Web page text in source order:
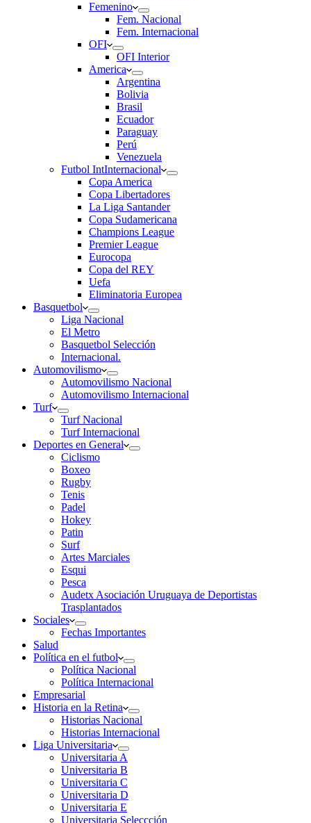
Femenino
Fem. Nacional
Fem. Internacional
OFI
OFI Interior
America
Argentina
Bolivia
Brasil
Ecuador
Paraguay
Perú
Venezuela
Futbol IntInternacional
Copa America
Copa Libertadores
La Liga Santander
Copa Sudamericana
Champions League
Premier League
Eurocopa
Copa del REY
Uefa
Eliminatoria Europea
Basquetbol
Liga Nacional
El Metro
Basquetbol Selección
Internacional.
Automovilismo
Automovilismo Nacional
Automovilismo Internacional
Turf
Turf Nacional
Turf Internacional
Deportes en General
Ciclismo
Boxeo
Rugby
Tenis
Padel
Hokey
Patin
Surf
Artes Marciales
Esqui
Pesca
Audetx Asociación Uruguaya de Deportistas
Trasplantados
Sociales
Fechas Importantes
Salud
Política en el futbol
Política Nacional
Política Internacional
Empresarial
Historia en la Retina
Historias Nacional
Historias Internacional
Liga Universitaria
Universitaria A
Universitaria B
Universitaria C
Universitaria D
Universitaria E
Universitaria Seleccción